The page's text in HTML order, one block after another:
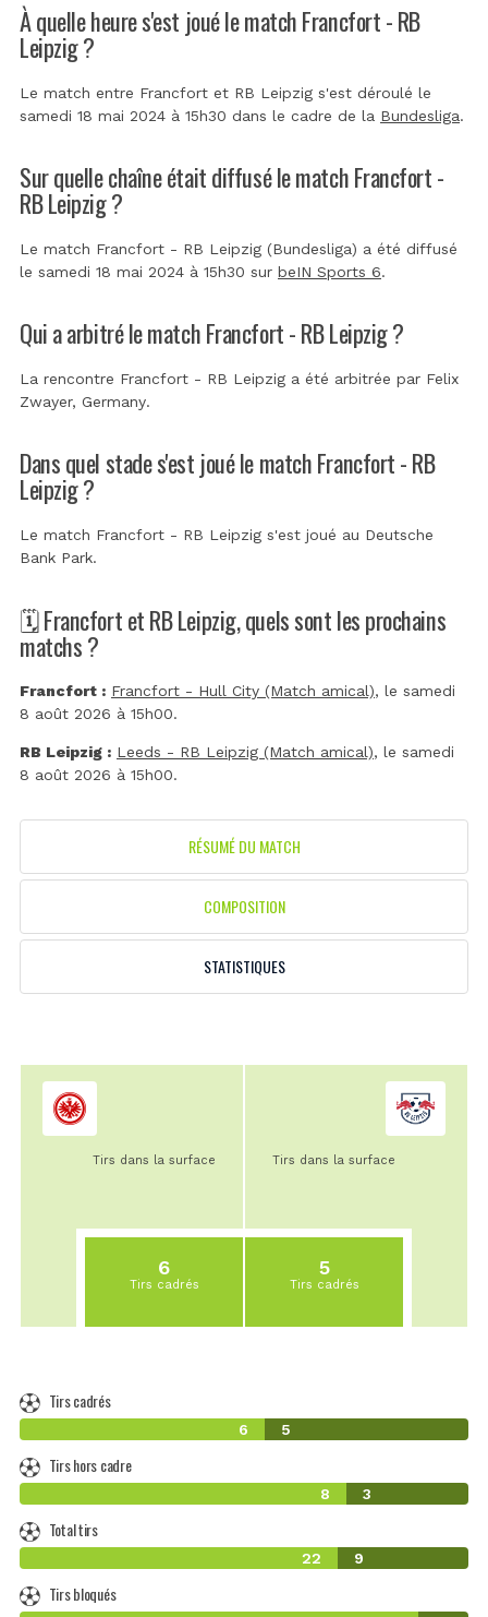
À quelle heure s'est joué le match Francfort - RB
Leipzig ?
Le match entre Francfort et RB Leipzig s'est déroulé le
samedi 18 mai 2024 à 15h30 dans le cadre de la Bundesliga.
Sur quelle chaîne était diffusé le match Francfort -
RB Leipzig ?
Le match Francfort - RB Leipzig (Bundesliga) a été diffusé
le samedi 18 mai 2024 à 15h30 sur beIN Sports 6.
Qui a arbitré le match Francfort - RB Leipzig ?
La rencontre Francfort - RB Leipzig a été arbitrée par Felix
Zwayer, Germany.
Dans quel stade s'est joué le match Francfort - RB
Leipzig ?
Le match Francfort - RB Leipzig s'est joué au Deutsche
Bank Park.
🗓️ Francfort et RB Leipzig, quels sont les prochains
matchs ?
Francfort : Francfort - Hull City (Match amical), le samedi
8 août 2026 à 15h00.
RB Leipzig : Leeds - RB Leipzig (Match amical), le samedi
8 août 2026 à 15h00.
RÉSUMÉ DU MATCH
COMPOSITION
STATISTIQUES
Tirs dans la surface
6
Tirs cadrés
Tirs dans la surface
5
Tirs cadrés
Tirs cadrés
6 5
Tirs hors cadre
8 3
Total tirs
22 9
Tirs bloqués